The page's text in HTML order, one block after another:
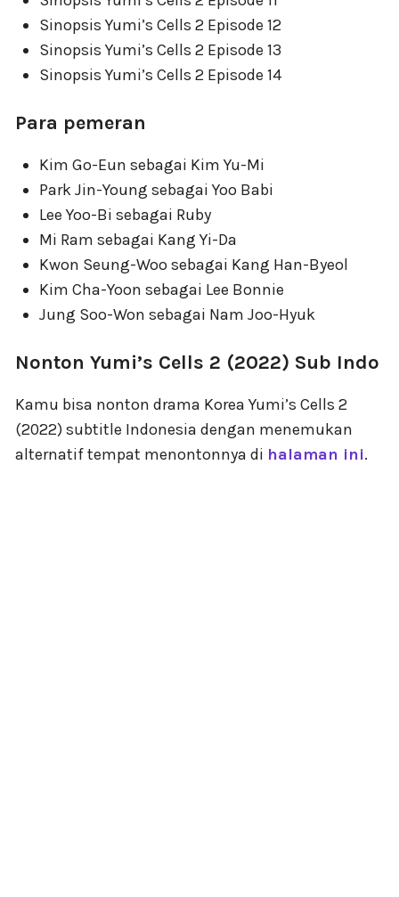
Sinopsis Yumi’s Cells 2 Episode 12
Sinopsis Yumi’s Cells 2 Episode 13
Sinopsis Yumi’s Cells 2 Episode 14
Para pemeran
Kim Go-Eun sebagai Kim Yu-Mi
Park Jin-Young sebagai Yoo Babi
Lee Yoo-Bi sebagai Ruby
Mi Ram sebagai Kang Yi-Da
Kwon Seung-Woo sebagai Kang Han-Byeol
Kim Cha-Yoon sebagai Lee Bonnie
Jung Soo-Won sebagai Nam Joo-Hyuk
Nonton Yumi’s Cells 2 (2022) Sub Indo
Kamu bisa nonton drama Korea Yumi’s Cells 2
(2022) subtitle Indonesia dengan menemukan
alternatif tempat menontonnya di halaman ini.